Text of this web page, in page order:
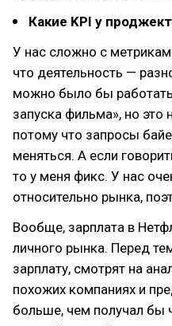
Какие KPI у
У нас сложно с
что деятельность —
можно было бы
запуска фильма», но это
потому что запросы
меняться. А если
то у меня фикс. У нас
относительно рынка,
Вообще, зарплата в
личного рынка. Перед
зарплату, смотрят на
похожих компаниях и
больше, чем получал бы